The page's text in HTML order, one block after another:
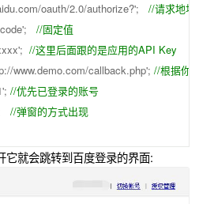
oauth/2.0/authorize?';//请求地址
//固定值
//这里后面跟的是应用的API Key
www.demo.com/callback.php';//根据你
//优先已登录的账号
//弹窗的方式出现
就会跳转到百度登录的界面: